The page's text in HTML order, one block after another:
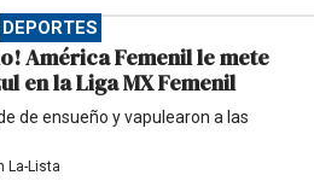
DEPORTES
América Femenil le mete
en la Liga MX Femenil
de ensueño y vapulearon a las
La-Lista